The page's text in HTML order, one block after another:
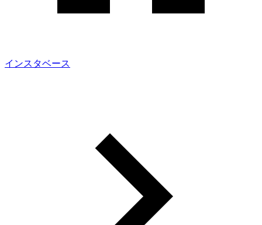
インスタベース